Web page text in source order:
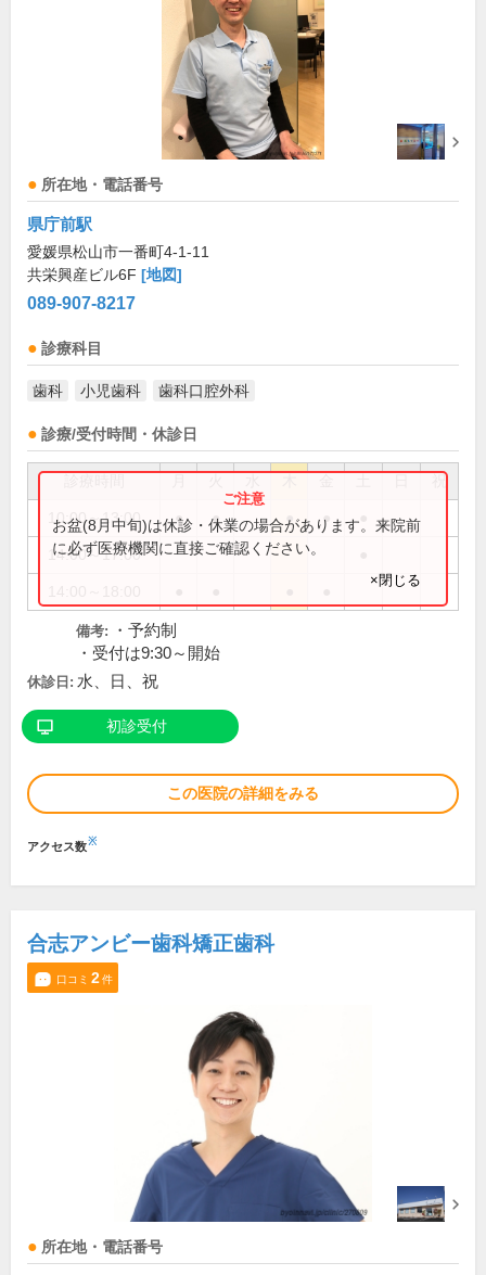
所在地・電話番号
県庁前駅
愛媛県松山市一番町4-1-11
共栄興産ビル6F [地図]
089-907-8217
診療科目
歯科 小児歯科 歯科口腔外科
診療/受付時間・休診日
祝
10:00～13:00 ● ● ● ●
14:00～17:00
お盆(8月中旬)は休診・休業の場合があります。来院前
に必ず医療機関に直接ご確認ください。
×閉じる
備考:
・予約制
・受付は9:30～開始
休診日: 水、日、祝
初診受付
この医院の詳細をみる
アクセス数※
合志アンビー歯科矯正歯科
口コミ 2件
所在地・電話番号